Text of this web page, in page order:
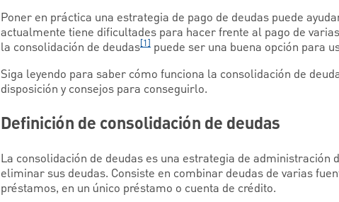
Poner en práctica una estrategia de pago de deudas puede
actualmente tiene dificultades para hacer frente al pago de
la consolidación de deudas[1] puede ser una buena opción para
Siga leyendo para saber cómo funciona la consolidación de
disposición y consejos para conseguirlo.
Definición de consolidación de deudas
La consolidación de deudas es una estrategia de administración
eliminar sus deudas. Consiste en combinar deudas de varias
préstamos, en un único préstamo o cuenta de crédito.